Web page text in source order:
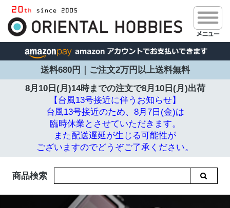
送料680円｜ご注文2万円以上送料無料
8月10日(月)14時までの注文で8月10日(月)出荷
【台風13号接近に伴うお知らせ】
台風13号接近のため、8月7日(金)は
臨時休業とさせていただきます。
また配送遅延が生じる可能性が
ございますのでどうぞご了承ください。
商品検索